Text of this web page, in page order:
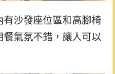
有沙發座位區和高腳椅
氣氛不錯，讓人可以